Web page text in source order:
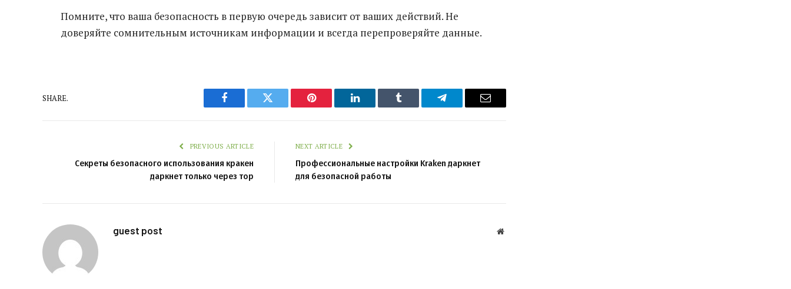
Помните, что ваша безопасность в первую очередь зависит от ваших действий. Не
доверяйте сомнительным источникам информации и всегда перепроверяйте данные.
SHARE.
Facebook Twitter Pinterest LinkedIn Tumblr Telegram Email
PREVIOUS ARTICLE
Секреты безопасного использования кракен
даркнет только через тор
NEXT ARTICLE
Профессиональные настройки Kraken даркнет
для безопасной работы
guest post Website